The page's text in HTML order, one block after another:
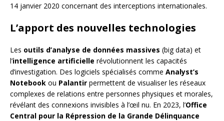
14 janvier 2020 concernant des interceptions internationales.
L’apport des nouvelles technologies
Les outils d’analyse de données massives (big data) et
l’intelligence artificielle révolutionnent les capacités
d’investigation. Des logiciels spécialisés comme Analyst’s
Notebook ou Palantir permettent de visualiser les réseaux
complexes de relations entre personnes physiques et morales,
révélant des connexions invisibles à l’œil nu. En 2023, l’Office
Central pour la Répression de la Grande Délinquance